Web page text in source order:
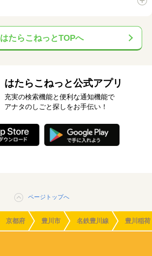
はたらこねっとTOPへ
はたらこねっと公式アプリ
充実の検索機能と便利な通知機能で
アナタのしごと探しをお手伝い！
ページトップへ
京都府 豊川市 名鉄豊川線 豊川稲荷